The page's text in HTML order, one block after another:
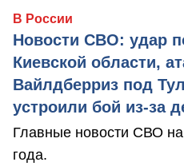
В России
Новости СВО: удар
Киевской области,
Вайлдберриз под
устроили бой из-за
Главные новости СВО на
года.